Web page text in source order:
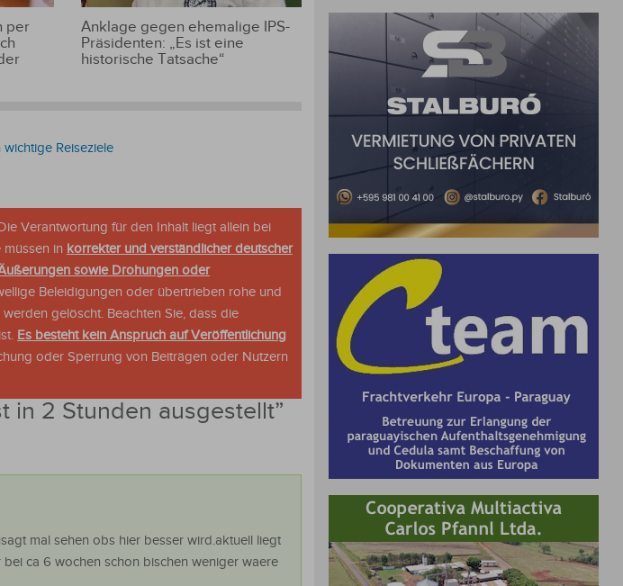
per
Anklage gegen ehemalige IPS-
Präsidenten: „Es ist eine
historische Tatsache“
Reiseziele
Verantwortung für den Inhalt liegt allein bei
in korrekter und verständlicher deutscher
sowie Drohungen oder
Beleidigungen oder übertrieben rohe und
gelöscht. Beachten Sie, dass die
Es besteht kein Anspruch auf Veröffentlichung
oder Sperrung von Beiträgen oder Nutzern
in 2 Stunden ausgestellt”
mal sehen obs hier besser wird.aktuell liegt
ca 6 wochen schon bischen weniger waere